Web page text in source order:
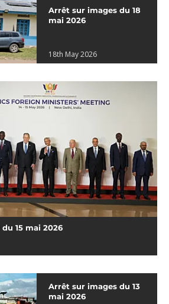
Arrêt sur images du 18
mai 2026
18th May 2026
15 mai 2026
Arrêt sur images du 13
mai 2026